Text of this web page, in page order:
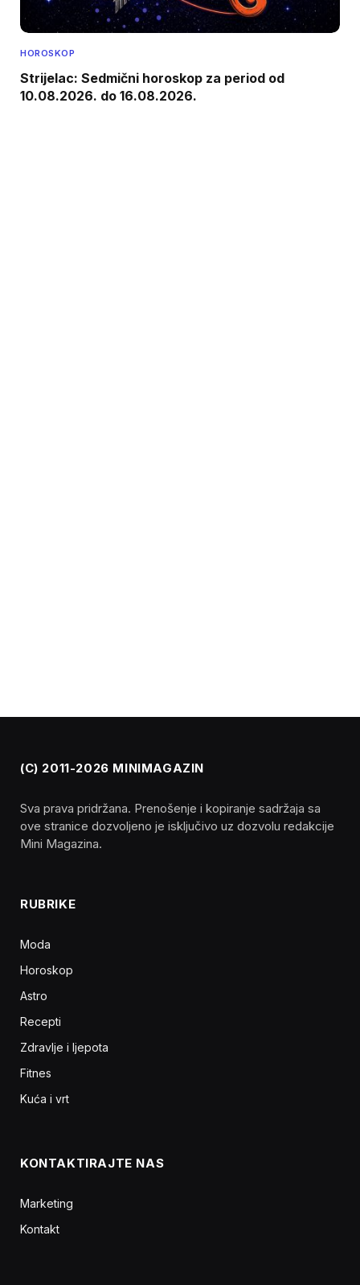
HOROSKOP
Strijelac: Sedmični horoskop za period od
10.08.2026. do 16.08.2026.
(C) 2011-2026 MINIMAGAZIN
Sva prava pridržana. Prenošenje i kopiranje sadržaja sa
ove stranice dozvoljeno je isključivo uz dozvolu redakcije
Mini Magazina.
RUBRIKE
Moda
Horoskop
Astro
Recepti
Zdravlje i ljepota
Fitnes
Kuća i vrt
KONTAKTIRAJTE NAS
Marketing
Kontakt